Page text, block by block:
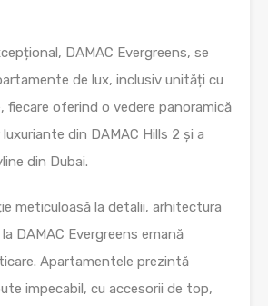
DAMAC Evergreens, se
de lux, inclusiv unități cu
fiecare oferind o vedere panoramică
din DAMAC Hills 2 și a
din Dubai.
meticuloasă la detalii, arhitectura
DAMAC Evergreens emană
Apartamentele prezintă
impecabil, cu accesorii de top,